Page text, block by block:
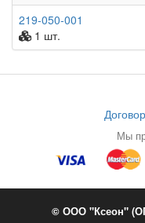
219-050-001
1 шт.
Мы
© ООО "Ксеон"